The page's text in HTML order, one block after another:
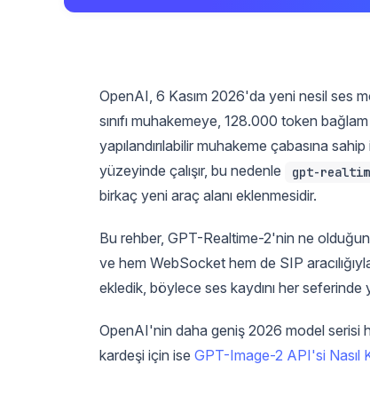
OpenAI, 6 Kasım 2026'da yeni nesil ses
sınıfı muhakemeye, 128.000 token
yapılandırılabilir muhakeme çabasına
yüzeyinde çalışır, bu nedenle
gpt-
birkaç yeni araç alanı eklenmesidir.
Bu rehber, GPT-Realtime-2'nin ne
ve hem WebSocket hem de SIP
ekledik, böylece ses kaydını her
OpenAI'nin daha geniş 2026 model serisi
kardeşi için ise GPT-Image-2 API'si Nasıl